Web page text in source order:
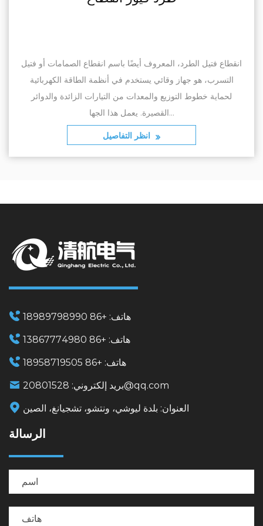
انقطاع فتيل الطرد،
التسرب، هو جهاز وقائي
لحماية خطوط التوزيع
والذي يشار إليه عادة
هو مكون متخصص يستخدم في
لدعم وعزل الموصلات من الهيكل
هاتف: +86 18989798990
هاتف: +86 13867774980
هاتف: +86 18958719505
بريد إلكتروني:20801528@qq.com
العنوان: بلدة ليوشي، ونتشو، تشجيانغ، الصين
الرسالة